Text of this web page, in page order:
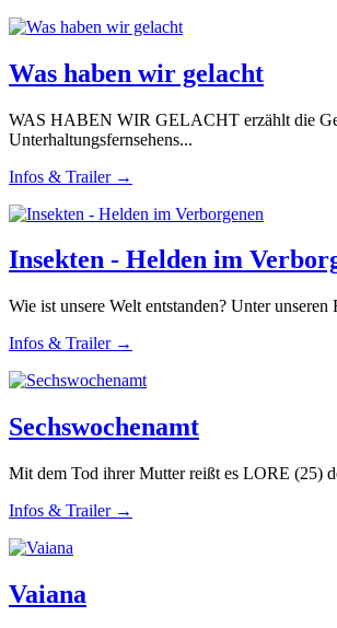
Was haben wir gelacht
WAS HABEN WIR GELACHT erzählt die
Unterhaltungsfernsehens...
Infos & Trailer →
Insekten - Helden im
Wie ist unsere Welt entstanden? Unter unseren
Infos & Trailer →
Sechswochenamt
Mit dem Tod ihrer Mutter reißt es LORE (25)
Infos & Trailer →
Vaiana